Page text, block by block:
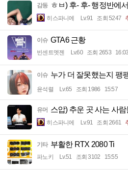
감동 ㅎㅂ) 후- 후- 행정반에
히스파니에 Lv.91 조회 5247
이슈 GTA6 근황
빈센트멧젠 Lv.60 조회 2653 16:03
이슈 누가 더 잘못했는지 팽
윤석렬 Lv.65 조회 1986 15:57
유머 스압) 추운 곳 사는 사람
히스파니에 Lv.91 조회 2661
기타 부활한 RTX 2080 Ti
파노키 Lv.51 조회 3102 15:55